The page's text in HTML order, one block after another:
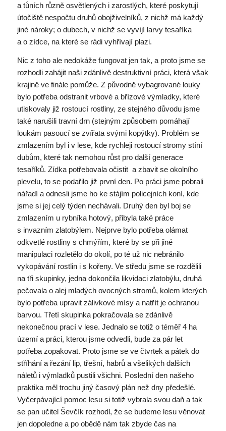
a tůních různě osvětlených i zarostlých, které poskytují
útočiště nespočtu druhů obojživelníků, z nichž má každý
jiné nároky; o dubech, v nichž se vyvíjí larvy tesaříka
a o zídce, na které se rádi vyhřívají plazi.
Nic z toho ale nedokáže fungovat jen tak, a proto jsme se
rozhodli zahájit naši zdánlivě destruktivní práci, která však
krajině ve finále pomůže. Z původně vybagrované louky
bylo potřeba odstranit vrbové a břízové výmladky, které
utiskovaly již rostoucí rostliny, ze stejného důvodu jsme
také narušili travní drn (stejným způsobem pomáhají
loukám pasoucí se zvířata svými kopýtky). Problém se
zmlazením byl i v lese, kde rychleji rostoucí stromy stíní
dubům, které tak nemohou růst pro další generace
tesaříků. Zídka potřebovala očistit a zbavit se okolního
plevelu, to se podařilo již první den. Po práci jsme pobrali
nářadí a odnesli jsme ho ke stájím policejních koní, kde
jsme si jej celý týden nechávali. Druhý den byl boj se
zmlazením u rybníka hotový, přibyla také práce
s invazním zlatobýlem. Nejprve bylo potřeba olámat
odkvetlé rostliny s chmýřím, které by se při jiné
manipulaci rozletělo do okolí, po té už nic nebránilo
vykopávání rostlin i s kořeny. Ve středu jsme se rozdělili
na tři skupinky, jedna dokončila likvidaci zlatobýlu, druhá
pečovala o alej mladých ovocných stromů, kolem kterých
bylo potřeba upravit zálivkové mísy a natřít je ochranou
barvou. Třetí skupinka pokračovala se zdánlivě
nekonečnou prací v lese. Jednalo se totiž o téměř 4 ha
území a práci, kterou jsme odvedli, bude za pár let
potřeba zopakovat. Proto jsme se ve čtvrtek a pátek do
stříhání a řezání lip, třešní, habrů a všelikých dalších
náletů i výmladků pustili všichni. Poslední den našeho
praktika měl trochu jiný časový plán než dny předešlé.
Vyčerpávající pomoc lesu si totiž vybrala svou daň a tak
se pan učitel Ševčík rozhodl, že se budeme lesu věnovat
jen dopoledne a po obědě nám tak zbyde čas na